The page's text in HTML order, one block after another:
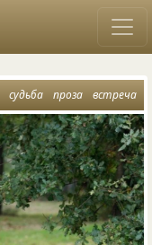
судьба проза встреча